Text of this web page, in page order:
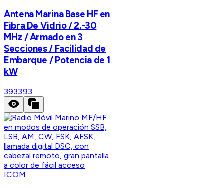
Antena Marina Base HF en
Fibra De Vidrio / 2.-30
MHz / Armado en 3
Secciones / Facilidad de
Embarque / Potencia de 1
kW
393393
ICOM